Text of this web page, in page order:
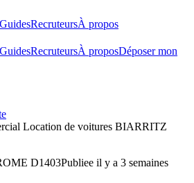
GuidesRecruteursÀ propos
GuidesRecruteursÀ proposDéposer mon
Location de voitures BIARRITZ
D1403Publiee il y a 3 semaines